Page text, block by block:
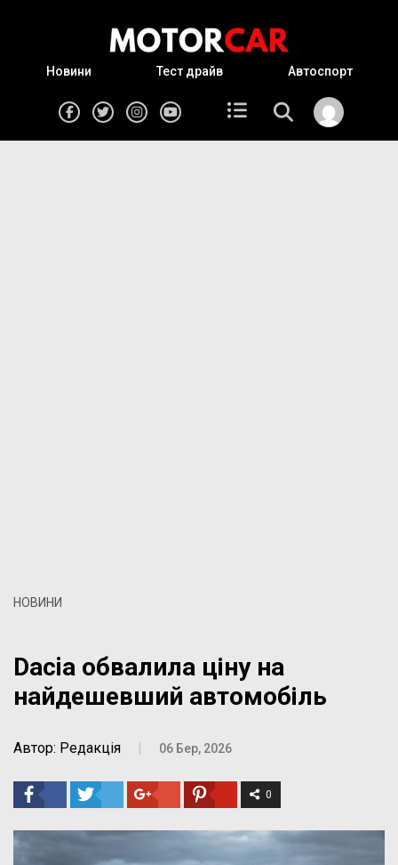
Новини Тест драйв Автоспорт
НОВИНИ
Dacia обвалила ціну на
найдешевший автомобіль
Автор: Редакція | 06 Бер, 2026
0